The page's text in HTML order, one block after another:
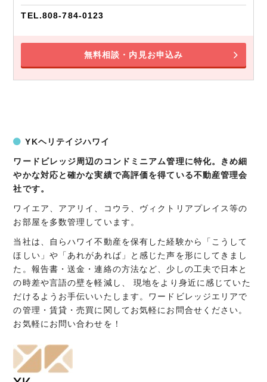
TEL.808-784-0123
無料相談・内見お申込み
YKヘリテイジハワイ
ワードビレッジ周辺のコンドミニアム管理に特化。きめ細
やかな対応と確かな実績で高評価を得ている不動産管理会
社です。
ワイエア、アアリイ、コウラ、ヴィクトリアプレイス等の
お部屋を多数管理しています。
当社は、自らハワイ不動産を保有した経験から「こうして
ほしい」や「あれがあれば」と感じた声を形にしてきまし
た。報告書・送金・連絡の方法など、少しの工夫で日本と
の時差や言語の壁を軽減し、 現地をより身近に感じていた
だけるようお手伝いいたします。ワードビレッジエリアで
の管理・賃貸・売買に関してお気軽にお問合せください。
お気軽にお問い合わせを！